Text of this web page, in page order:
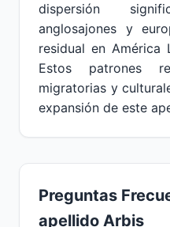
dispersión
anglosajones y
residual en América
Estos patrones
migratorias y
expansión de este
Preguntas
apellido Arbis